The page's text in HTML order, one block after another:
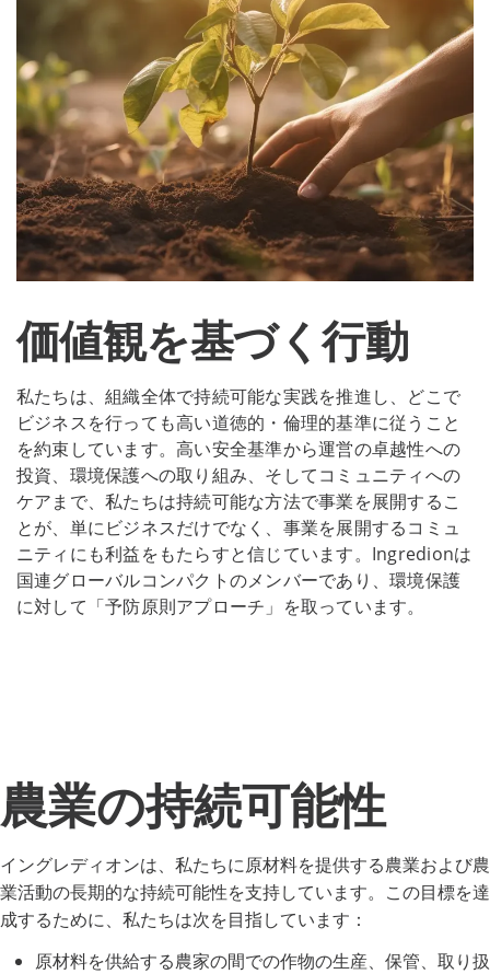
価値観を基づく行動
私たちは、組織全体で持続可能な実践を推進し、どこで
ビジネスを行っても高い道徳的・倫理的基準に従うこと
を約束しています。高い安全基準から運営の卓越性への
投資、環境保護への取り組み、そしてコミュニティへの
ケアまで、私たちは持続可能な方法で事業を展開するこ
とが、単にビジネスだけでなく、事業を展開するコミュ
ニティにも利益をもたらすと信じています。Ingredionは
国連グローバルコンパクトのメンバーであり、環境保護
に対して「予防原則アプローチ」を取っています。
農業の持続可能性
イングレディオンは、私たちに原材料を提供する農業および農
業活動の長期的な持続可能性を支持しています。この目標を達
成するために、私たちは次を目指しています：
原材料を供給する農家の間での作物の生産、保管、取り扱